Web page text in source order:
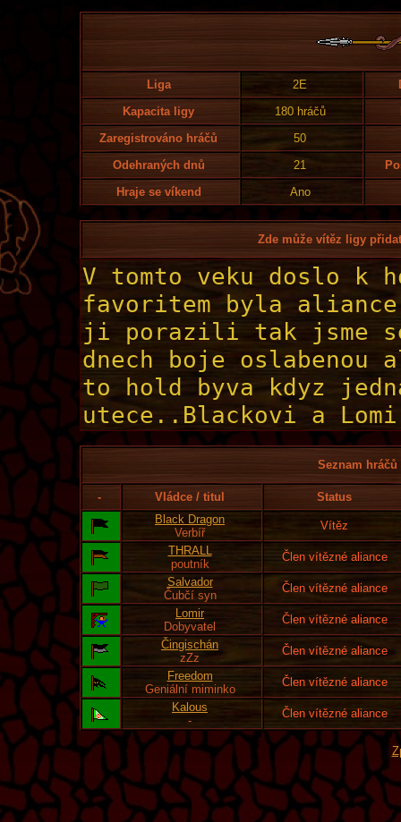
Liga 2E
Kapacita ligy
180 hráčů
Zaregistrováno hráčů
50
Odehraných dnů
21
Hraje se víkend
Ano
Zde může vítěz ligy
Seznam
- Vládce / titul
Status
Black Dragon
Verbíř
Vítěz
THRALL
poutník
Člen vítězné aliance
Salvador
Čubčí syn
Člen vítězné aliance
Lomir
Dobyvatel
Člen vítězné aliance
Čingischán
zZz
Člen vítězné aliance
Freedom
Geniální miminko
Člen vítězné aliance
Kalous
-
Člen vítězné aliance